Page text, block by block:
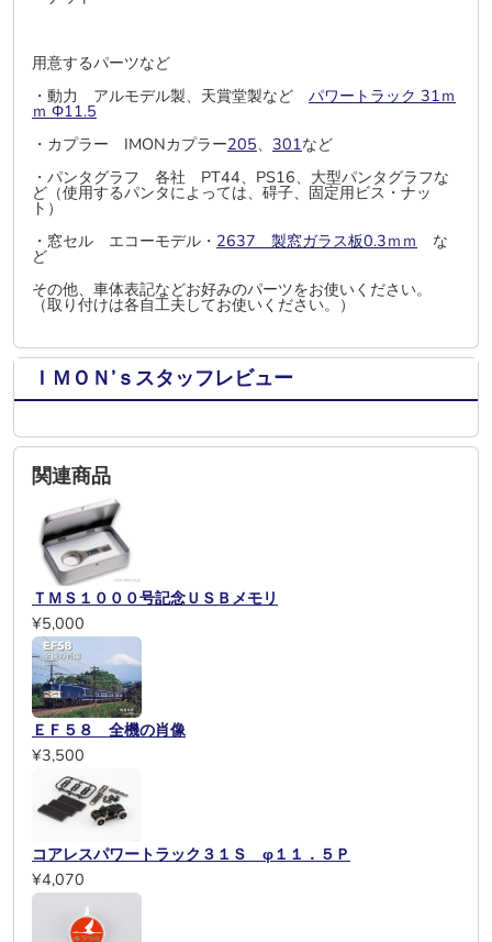
用意するパーツなど
・動力 アルモデル製、天賞堂製など パワートラック 31ｍ
ｍ Φ11.5
・カプラー IMONカプラー205、 301など
・パンタグラフ 各社 PT44、PS16、大型パンタグラフな
ど（使用するパンタによっては、碍子、固定用ビス・ナッ
ト）
・窓セル エコーモデル・ 2637 製窓ガラス板0.3ｍｍ な
ど
その他、車体表記などお好みのパーツをお使いください。
（取り付けは各自工夫してお使いください。）
ＩＭＯＮ’ｓスタッフレビュー
関連商品
ＴＭＳ１０００号記念ＵＳＢメモリ
¥5,000
ＥＦ５８ 全機の肖像
¥3,500
コアレスパワートラック３１Ｓ φ１１．５Ｐ
¥4,070